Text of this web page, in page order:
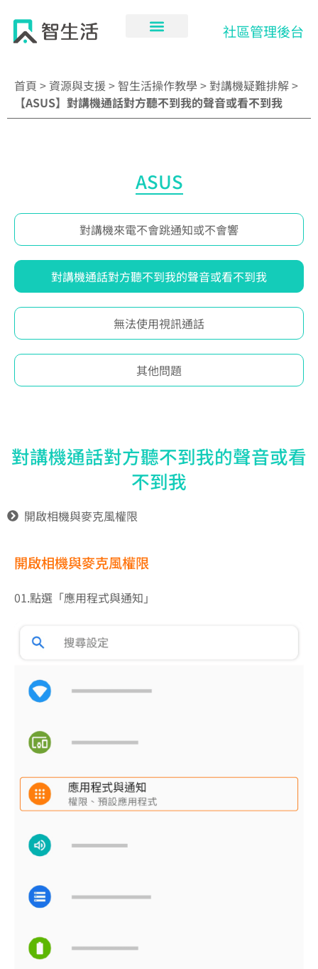
社區管理後台
首頁 >資源與支援> 智生活操作教學 >對講機疑難排解>
【ASUS】對講機通話對方聽不到我的聲音或看不到我
ASUS
對講機來電不會跳通知或不會響
對講機通話對方聽不到我的聲音或看不到我
無法使用視訊通話
其他問題
對講機通話對方聽不到我的聲音或看
不到我
開啟相機與麥克風權限
開啟相機與麥克風權限
01.點選「應用程式與通知」